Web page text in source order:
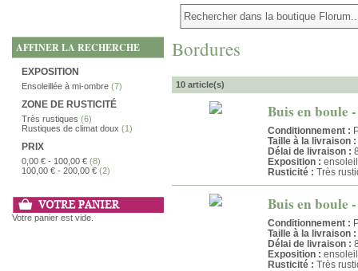
AFFINER LA RECHERCHE
EXPOSITION
Ensoleillée à mi-ombre (7)
ZONE DE RUSTICITÉ
Très rustiques (6)
Rustiques de climat doux (1)
PRIX
0,00 € - 100,00 € (8)
100,00 € - 200,00 € (2)
Votre panier est vide.
Bordures
10 article(s)
Buis en boule
Conditionnement :
Taille à la livraison :
Délai de livraison :
Exposition :
Rusticité : Très
Buis en boule
Conditionnement :
Taille à la livraison :
Délai de livraison :
Exposition :
Rusticité : Très